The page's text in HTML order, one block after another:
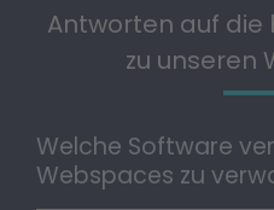
Antworten auf
zu unseren
Welche Software
Webspaces zu